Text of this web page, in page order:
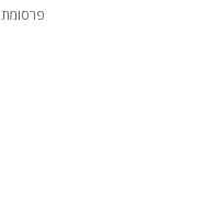
פרסומת